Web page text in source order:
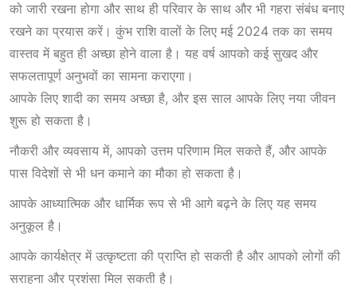
को जारी रखना होगा और साथ ही परिवार के साथ और भी गहरा संबंध बनाए
रखने का प्रयास करें। कुंभ राशि वालों के लिए मई 2024 तक का समय
वास्तव में बहुत ही अच्छा होने वाला है। यह वर्ष आपको कई सुखद और
सफलतापूर्ण अनुभवों का सामना कराएगा।
आपके लिए शादी का समय अच्छा है, और इस साल आपके लिए नया जीवन
शुरू हो सकता है।
नौकरी और व्यवसाय में, आपको उत्तम परिणाम मिल सकते हैं, और आपके
पास विदेशों से भी धन कमाने का मौका हो सकता है।
आपके आध्यात्मिक और धार्मिक रूप से भी आगे बढ़ने के लिए यह समय
अनुकूल है।
आपके कार्यक्षेत्र में उत्कृष्टता की प्राप्ति हो सकती है और आपको लोगों की
सराहना और प्रशंसा मिल सकती है।